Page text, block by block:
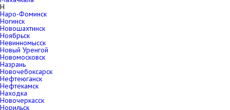
Н
Наро-Фоминск
Ногинск
Новошахтинск
Ноябрьск
Невинномысск
Новый Уренгой
Новомосковск
Назрань
Новочебоксарск
Нефтеюганск
Нефтекамск
Находка
Новочеркасск
Норильск